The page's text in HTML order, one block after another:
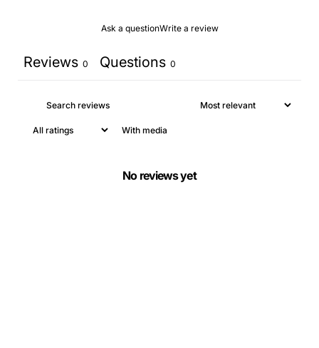
Ask a questionWrite a review
Reviews 0 Questions 0
With media
No reviews yet